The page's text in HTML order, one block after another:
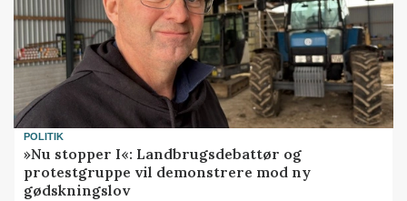
POLITIK
»Nu stopper I«: Landbrugsdebattør og
protestgruppe vil demonstrere mod ny
gødskningslov